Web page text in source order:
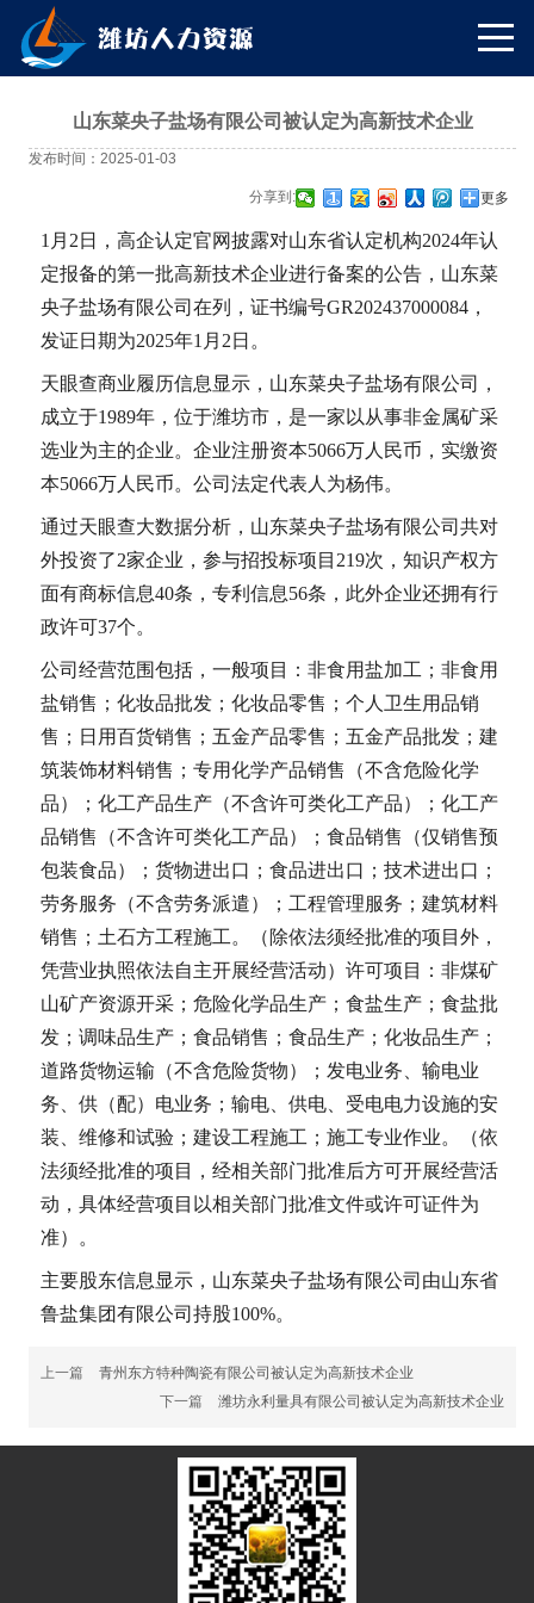
山东菜央子盐场有限公司被认定为高新技术企业
发布时间：2025-01-03
分享到: 更多
1月2日，高企认定官网披露对山东省认定机构2024年认
定报备的第一批高新技术企业进行备案的公告，山东菜
央子盐场有限公司在列，证书编号GR202437000084，
发证日期为2025年1月2日。
天眼查商业履历信息显示，山东菜央子盐场有限公司，
成立于1989年，位于潍坊市，是一家以从事非金属矿采
选业为主的企业。企业注册资本5066万人民币，实缴资
本5066万人民币。公司法定代表人为杨伟。
通过天眼查大数据分析，山东菜央子盐场有限公司共对
外投资了2家企业，参与招投标项目219次，知识产权方
面有商标信息40条，专利信息56条，此外企业还拥有行
政许可37个。
公司经营范围包括，一般项目：非食用盐加工；非食用
盐销售；化妆品批发；化妆品零售；个人卫生用品销
售；日用百货销售；五金产品零售；五金产品批发；建
筑装饰材料销售；专用化学产品销售（不含危险化学
品）；化工产品生产（不含许可类化工产品）；化工产
品销售（不含许可类化工产品）；食品销售（仅销售预
包装食品）；货物进出口；食品进出口；技术进出口；
劳务服务（不含劳务派遣）；工程管理服务；建筑材料
销售；土石方工程施工。（除依法须经批准的项目外，
凭营业执照依法自主开展经营活动）许可项目：非煤矿
山矿产资源开采；危险化学品生产；食盐生产；食盐批
发；调味品生产；食品销售；食品生产；化妆品生产；
道路货物运输（不含危险货物）；发电业务、输电业
务、供（配）电业务；输电、供电、受电电力设施的安
装、维修和试验；建设工程施工；施工专业作业。（依
法须经批准的项目，经相关部门批准后方可开展经营活
动，具体经营项目以相关部门批准文件或许可证件为
准）。
主要股东信息显示，山东菜央子盐场有限公司由山东省
鲁盐集团有限公司持股100%。
上一篇
青州东方特种陶瓷有限公司被认定为高新技术企业
下一篇
潍坊永利量具有限公司被认定为高新技术企业